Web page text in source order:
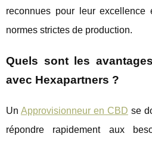
reconnues pour leur excellence
normes strictes de production.
Quels sont les
avec Hexapartners ?
Un Approvisionneur en CBD se
répondre rapidement aux